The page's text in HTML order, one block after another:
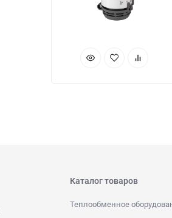
Каталог товаров
Теплообменное